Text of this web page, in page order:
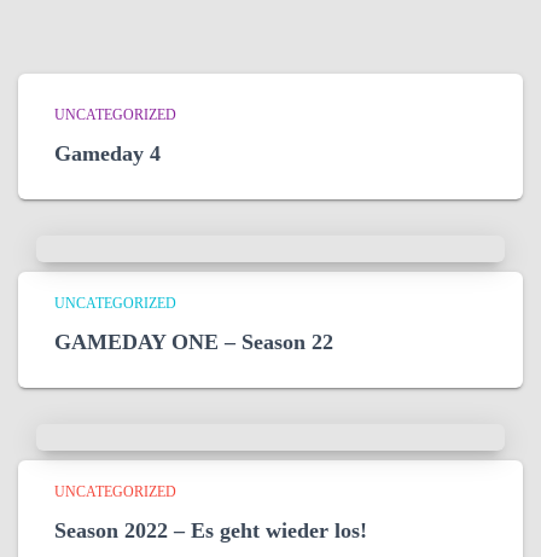
UNCATEGORIZED
Gameday 4
UNCATEGORIZED
GAMEDAY ONE – Season 22
UNCATEGORIZED
Season 2022 – Es geht wieder los!